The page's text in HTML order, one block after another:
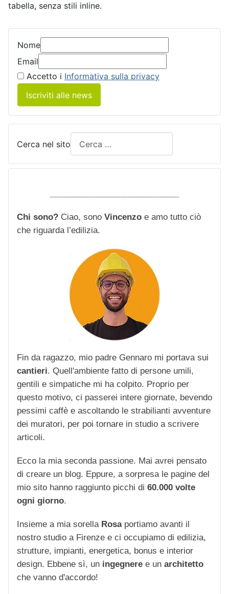
tabella, senza stili inline.
Nome
Email
Accetto i Informativa sulla privacy
Iscriviti alle news
Cerca nel sito
Chi sono? Ciao, sono Vincenzo e amo tutto ciò
che riguarda l’edilizia.
Fin da ragazzo, mio padre Gennaro mi portava sui
cantieri. Quell'ambiente fatto di persone umili,
gentili e simpatiche mi ha colpito. Proprio per
questo motivo, ci passerei intere giornate, bevendo
pessimi caffè e ascoltando le strabilianti avventure
dei muratori, per poi tornare in studio a scrivere
articoli.
Ecco la mia seconda passione. Mai avrei pensato
di creare un blog. Eppure, a sorpresa le pagine del
mio sito hanno raggiunto picchi di 60.000 volte
ogni giorno.
Insieme a mia sorella Rosaportiamo avanti il
nostro studio a Firenze e ci occupiamo di edilizia,
strutture, impianti, energetica, bonus e interior
design. Ebbene sì, un ingegnere e un architetto
che vanno d'accordo!